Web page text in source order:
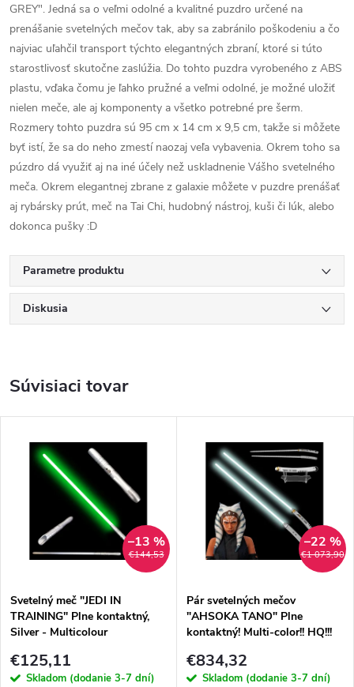
GREY". Jedná sa o veľmi odolné a kvalitné puzdro určené na
prenášanie svetelných mečov tak, aby sa zabránilo poškodeniu a čo
najviac uľahčil transport týchto elegantných zbraní, ktoré si túto
starostlivosť skutočne zaslúžia. Do tohto puzdra vyrobeného z ABS
plastu, vďaka čomu je ľahko pružné a veľmi odolné, je možné uložiť
nielen meče, ale aj komponenty a všetko potrebné pre šerm.
Rozmery tohto puzdra sú 95 cm x 14 cm x 9,5 cm, takže si môžete
byť istí, že sa do neho zmestí naozaj veľa vybavenia. Okrem toho sa
púzdro dá využiť aj na iné účely než uskladnenie Vášho svetelného
meča. Okrem elegantnej zbrane z galaxie môžete v puzdre prenášať
aj rybársky prút, meč na Tai Chi, hudobný nástroj, kuši či lúk, alebo
dokonca pušky :D
Parametre produktu
Diskusia
Súvisiaci tovar
€144,53
–13 %
Svetelný meč "JEDI IN
TRAINING" Plne kontaktný,
Silver - Multicolour
€125,11
Skladom (dodanie 3-7 dní)
€1 073,90
–22 %
Pár svetelných mečov
"AHSOKA TANO" Plne
kontaktný! Multi-color!! HQ!!!
€834,32
Skladom (dodanie 3-7 dní)